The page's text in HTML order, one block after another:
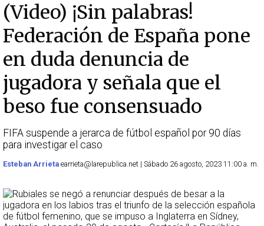
(Video) ¡Sin palabras!
Federación de España pone
en duda denuncia de
jugadora y señala que el
beso fue consensuado
FIFA suspende a jerarca de fútbol español por 90 días
para investigar el caso
Esteban Arrieta earrieta@larepublica.net | Sábado 26 agosto, 2023 11:00 a. m.